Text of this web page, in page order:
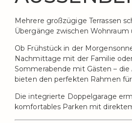
Mehrere großzügige Terrassen
Übergänge zwischen Wohnraum
Ob Frühstück in der
Nachmittage mit der Familie
Sommerabende mit Gästen – die
bieten den perfekten Rahmen
Die integrierte Doppelgarage
komfortables Parken mit